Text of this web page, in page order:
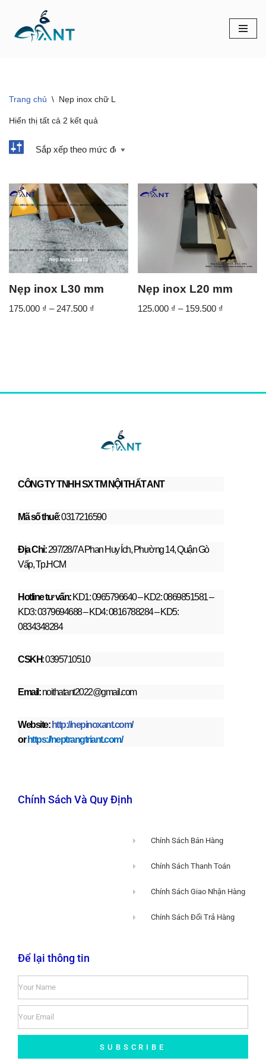
Chuyển
Trang chủ \ Nẹp inox chữ L
Hiển thị tất cả 2 kết quả
Nẹp inox L30 mm
175.000 ₫ – 247.500 ₫
Nẹp inox L20 mm
125.000 ₫ – 159.500 ₫
CÔNG TY TNHH SX TM NỘI THẤT ANT
Mã số thuế: 0317216590
Địa Chỉ:297/28/7A Phan Huy Ích, Phường 14, Quận Gò
Vấp, Tp.HCM
Hotline tư vấn:KD1: 0965796640 – KD2: 0869851581 –
KD3: 0379694688 – KD4: 0816788284 – KD5:
0834348284
CSKH: 0395710510
Email:noithatant2022@gmail.com
Website: http://nepinoxant.com/
or https://neptrangtriant.com/
Chính Sách Và Quy Định
Chính Sách Bán Hàng
Chính Sách Thanh Toán
Chính Sách Giao Nhận Hàng
Chính Sách Đổi Trả Hàng
Để lại thông tin
SUBSCRIBE